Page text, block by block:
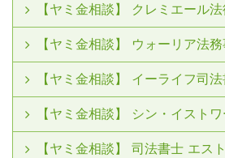
【ヤミ金相談】 クレミエール
【ヤミ金相談】 ウォーリア法
【ヤミ金相談】 イーライフ司
【ヤミ金相談】 シン・イスト
【ヤミ金相談】 司法書士 エス